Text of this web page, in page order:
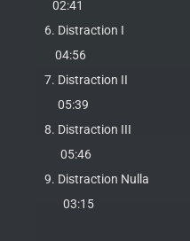
02:41
6.
04:56
7.
05:39
8.
05:46
9.
03:15